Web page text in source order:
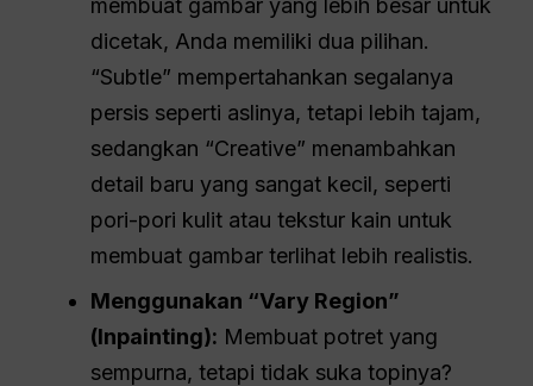
membuat gambar yang lebih besar untuk
dicetak, Anda memiliki dua pilihan.
“Subtle” mempertahankan segalanya
persis seperti aslinya, tetapi lebih tajam,
sedangkan “Creative” menambahkan
detail baru yang sangat kecil, seperti
pori-pori kulit atau tekstur kain untuk
membuat gambar terlihat lebih realistis.
Menggunakan “Vary Region”
(Inpainting): Membuat potret yang
sempurna, tetapi tidak suka topinya?